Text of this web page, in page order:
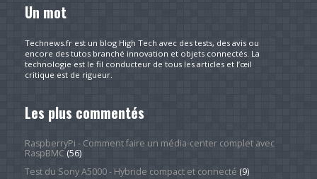
Un mot
Technews.fr est un blog High Tech avec des tests, des avis ou
encore des tutos branché innovation et objets connectés. La
technologie est le fil conducteur de tous les articles et l’œil
critique est de rigueur.
Les plus commentés
RaspberryPi - Comment faire un média-center complet avec
RaspBMC(56)
Test du Sony A5000 - Hybride compact et connecté (9)